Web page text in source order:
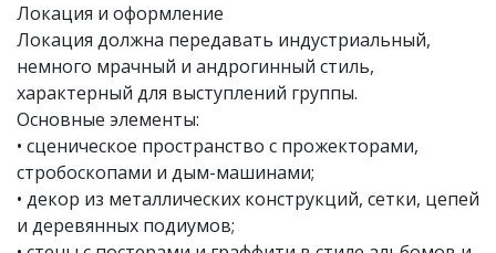
Локация и оформление
Локация должна передавать индустриальный,
немного мрачный и андрогинный стиль,
характерный для выступлений группы.
Основные элементы:
• сценическое пространство с прожекторами,
стробоскопами и дым-машинами;
• декор из металлических конструкций, сетки, цепей
и деревянных подиумов;